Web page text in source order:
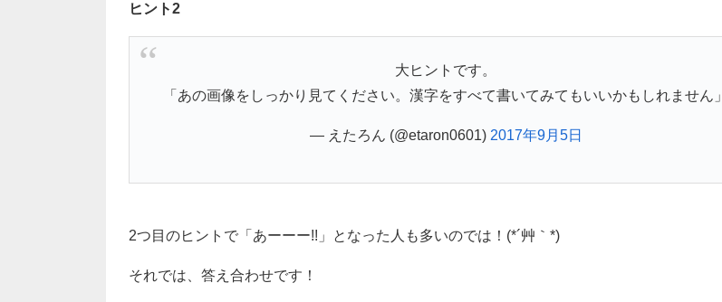
ヒント2
大ヒントです。
「あの画像をしっかり見てください。漢字をすべて書いてみてもいいかもしれません」
— えたろん (@etaron0601) 2017年9月5日
2つ目のヒントで「あーーー!!」となった人も多いのでは！(*´艸｀*)
それでは、答え合わせです！